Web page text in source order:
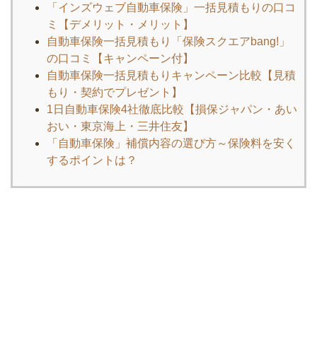
「インズウェブ自動車保険」一括見積もりの口コ
ミ【デメリット・メリット】
自動車保険一括見積もり「保険スクエアbang!」
の口コミ【キャンペーン付】
自動車保険一括見積もりキャンペーン比較【見積
もり・契約でプレゼント】
1日自動車保険4社徹底比較【損保ジャパン・あい
おい・東京海上・三井住友】
「自動車保険」補償内容の選び方～保険料を安く
するポイントは？